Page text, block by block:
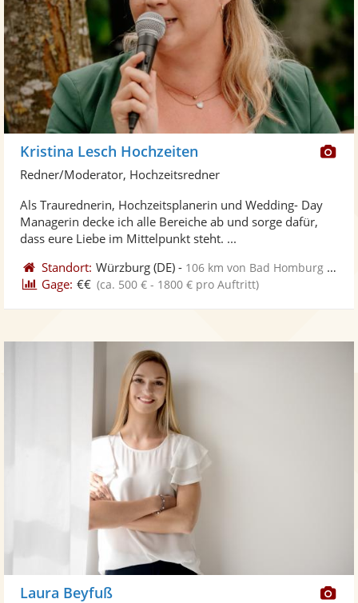
Kristina Lesch Hochzeiten
Redner/Moderator, Hochzeitsredner
Als Traurednerin, Hochzeitsplanerin und Wedding- Day
Managerin decke ich alle Bereiche ab und sorge dafür,
dass eure Liebe im Mittelpunkt steht. ...
Standort: Würzburg (DE) - 106 km von Bad Homburg vor der Höhe
Gage: €€ (ca. 500 € - 1800 € pro Auftritt)
Laura Beyfuß